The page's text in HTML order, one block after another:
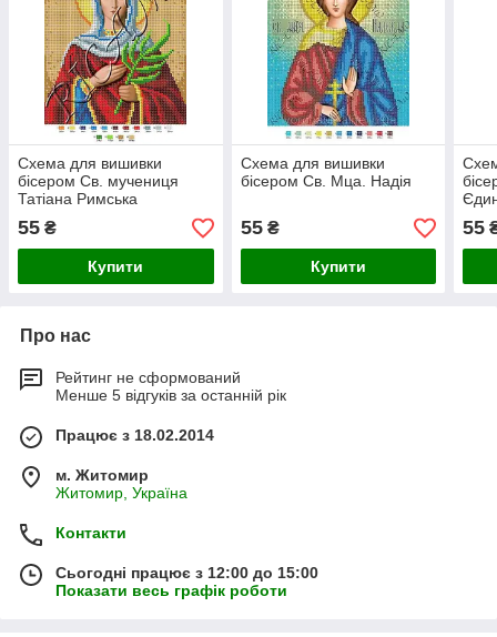
Схема для вишивки
бісером Св. мучениця
Татіана Римська
55 ₴
Купити
Схема для вишивки
бісером Св. Мца. Надія
55₴
Купити
55
Про нас
Рейтинг не сформований
Менше 5 відгуків за останній рік
Працює з 18.02.2014
м. Житомир
Житомир, Україна
Контакти
Сьогодні працює з 12:00 до 15:00
Показати весь графік роботи